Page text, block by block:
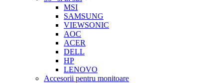
MSI
SAMSUNG
VIEWSONIC
AOC
ACER
DELL
HP
LENOVO
Accesorii pentru monitoare